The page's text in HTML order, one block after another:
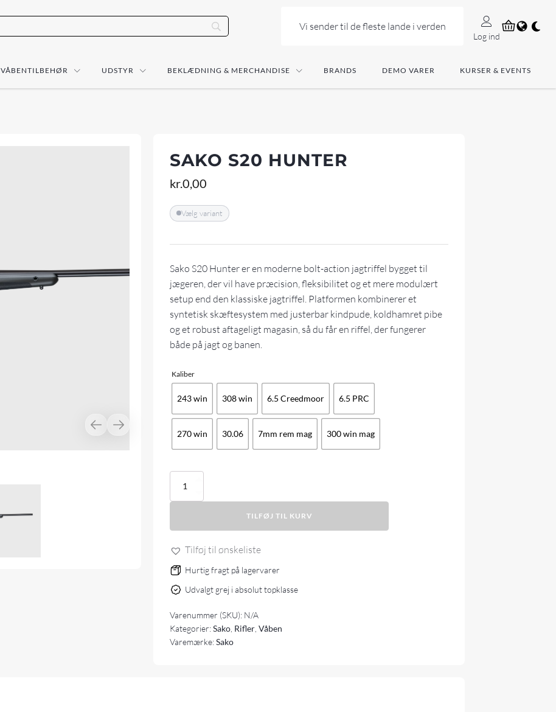
Vi sender til de fleste lande i verden
Log ind
VÅBENTILBEHØR UDSTYR BEKLÆDNING & MERCHANDISE BRANDS DEMO VARER KURSER & EVENTS
SAKO S20 HUNTER
kr.0,00
Vælg variant
Sako S20 Hunter er en moderne bolt-action jagtriffel bygget til
jægeren, der vil have præcision, fleksibilitet og et mere modulært
setup end den klassiske jagtriffel. Platformen kombinerer et
syntetisk skæftesystem med justerbar kindpude, koldhamret pibe
og et robust aftageligt magasin, så du får en riffel, der fungerer
både på jagt og banen.
Kaliber
243 win 308 win 6.5 Creedmoor 6.5 PRC
270 win 30.06 7mm rem mag 300 win mag
Sako
Hunter
TILFØJ TIL KURV
Tilføj til ønskeliste
Hurtig fragt på lagervarer
Udvalgt grej i absolut topklasse
Varenummer (SKU): N/A
Kategorier:Sako Rifler ,Våben
Varemærke:Sako